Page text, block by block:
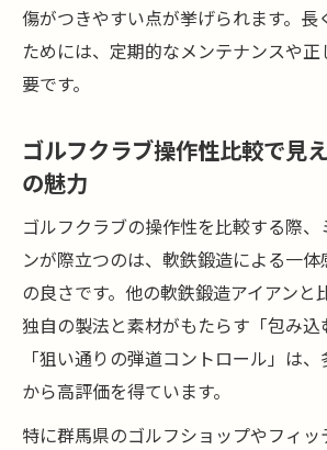
傷がつきやすい点が挙げられます。長
ためには、定期的なメンテナンスや
要です。
ゴルフクラブ操作性比較で見
の魅力
ゴルフクラブの操作性を比較する際
ンが際立つのは、軟鉄鍛造による一
の良さです。他の軟鉄鍛造アイアンと
独自の製法と素材がもたらす「包み込
「狙い通りの弾道コントロール」は
から高評価を得ています。
特に群馬県のゴルフショップやフィッ